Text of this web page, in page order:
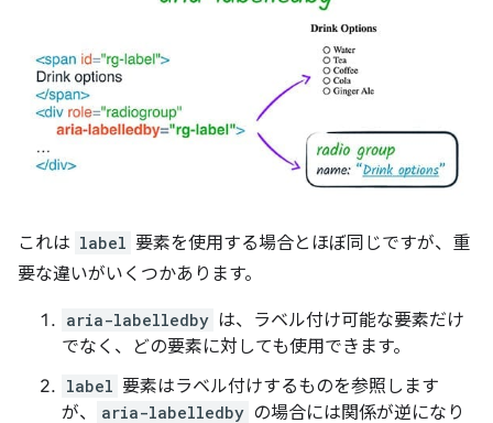
これは label 要素を使用する場合とほぼ同じですが、重
要な違いがいくつかあります。
aria-labelledby は、ラベル付け可能な要素だけ
でなく、どの要素に対しても使用できます。
label 要素はラベル付けするものを参照します
が、
aria-labelledby の場合には関係が逆になり